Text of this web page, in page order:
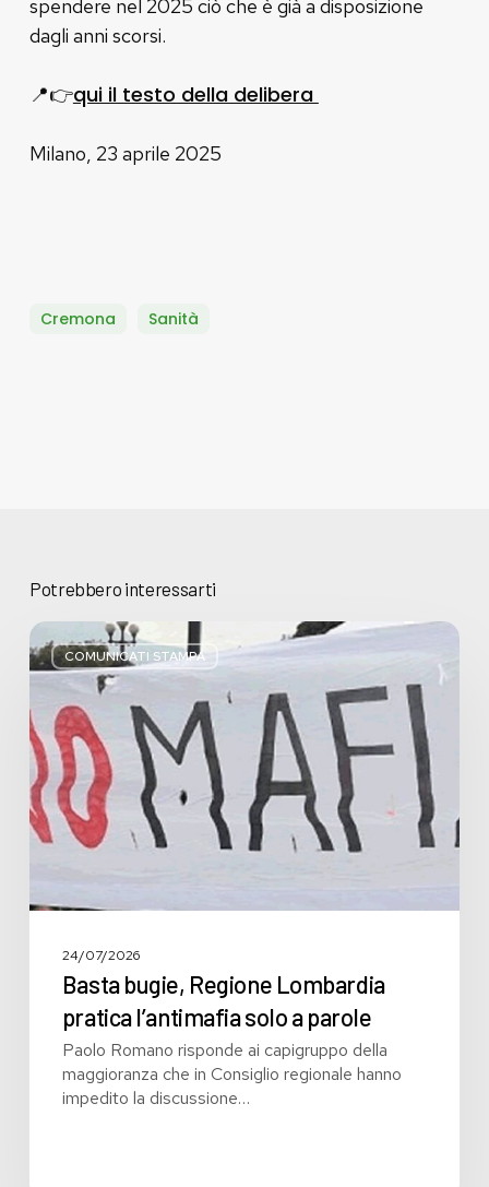
spendere nel 2025 ciò che è già a disposizione
dagli anni scorsi.
📍👉qui il testo della delibera
Milano, 23 aprile 2025
Cremona Sanità
Potrebbero interessarti
COMUNICATI STAMPA
Basta
bugie,
Regione
Lombardia
pratica
l’antimafia
solo
a
parole
24/07/2026
Basta bugie, Regione Lombardia
pratica l’antimafia solo a parole
Paolo Romano risponde ai capigruppo della
maggioranza che in Consiglio regionale hanno
impedito la discussione…